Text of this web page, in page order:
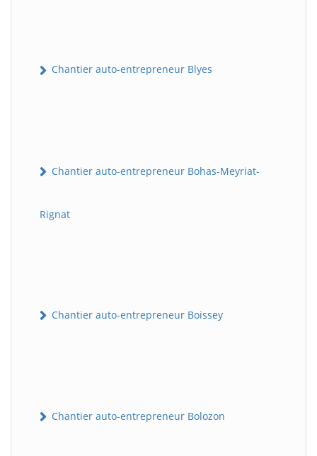
Chantier auto-entrepreneur Blyes
Chantier auto-entrepreneur Bohas-Meyriat-
Rignat
Chantier auto-entrepreneur Boissey
Chantier auto-entrepreneur Bolozon